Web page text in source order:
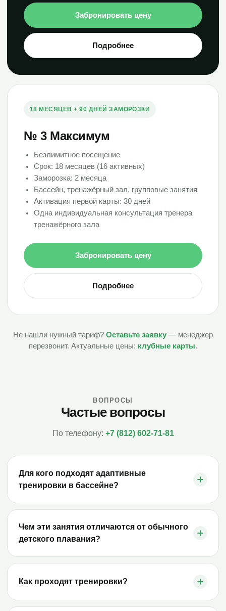
Забронировать цену
Подробнее
18 МЕСЯЦЕВ + 90 ДНЕЙ ЗАМОРОЗКИ
№ 3 Максимум
Безлимитное посещение
Срок: 18 месяцев (16 активных)
Заморозка: 2 месяца
Бассейн, тренажёрный зал, групповые занятия
Активация первой карты: 30 дней
Одна индивидуальная консультация тренера
тренажёрного зала
Забронировать цену
Подробнее
Не нашли нужный тариф? Оставьте заявку — менеджер
перезвонит. Актуальные цены: клубные карты.
ВОПРОСЫ
Частые вопросы
По телефону: +7 (812) 602-71-81
Для кого подходят адаптивные
тренировки в бассейне?
Чем эти занятия отличаются от обычного
детского плавания?
Как проходят тренировки?